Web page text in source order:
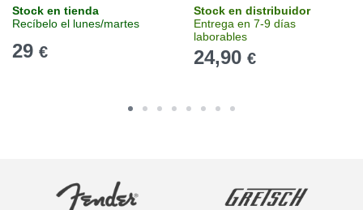
Stock en tienda
Recíbelo el lunes/martes
29 €
Stock en distribuidor
Entrega en 7-9 días
laborables
24,90 €